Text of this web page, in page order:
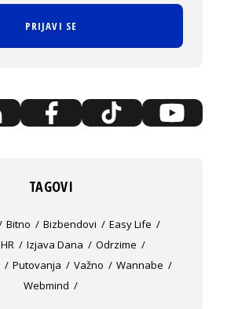
PRIJAVI SE
TAGOVI
Bitno Bizbendovi
Easy Life
HR Izjava Dana
Odrzime
Putovanja Važno
Wannabe
Webmind